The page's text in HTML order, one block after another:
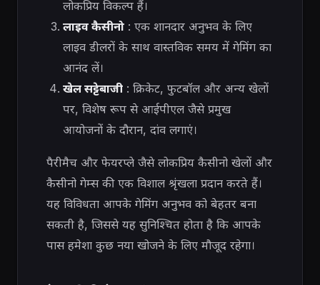
लोकप्रिय विकल्प हैं।
लाइव कैसीनो: एक शानदार अनुभव के लिए
लाइव डीलरों के साथ वास्तविक समय में गेमिंग का
आनंद लें।
खेल सट्टेबाजी: क्रिकेट, फुटबॉल और अन्य खेलों
पर, विशेष रूप से आईपीएल जैसे प्रमुख
आयोजनों के दौरान, दांव लगाएं।
पैरीमैच और फेयरप्ले जैसे लोकप्रिय कैसीनो खेलों और
कैसीनो गेम्स की एक विशाल श्रृंखला प्रदान करते हैं।
यह विविधता आपके गेमिंग अनुभव को बेहतर बना
सकती है, जिससे यह सुनिश्चित होता है कि आपके
पास हमेशा कुछ नया खोजने के लिए मौजूद रहेगा।